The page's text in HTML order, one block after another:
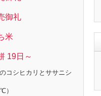
御礼
米
19日～
コシヒカリとササニシ
）